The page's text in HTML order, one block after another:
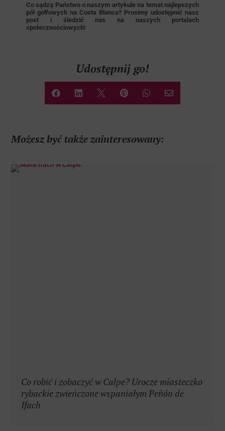
Co sądzą Państwo o naszym artykule na temat najlepszych
pól golfowych na Costa Blanca? Prosimy udostępnić nasz
post i śledzić nas na naszych portalach
społecznościowych!
Udostępnij go!
     
Możesz być także zainteresowany:
Tradycyjne festiwale w Alicante (Costa
Blanca): kultura, kolor i śródziemnomorskie
korzenie